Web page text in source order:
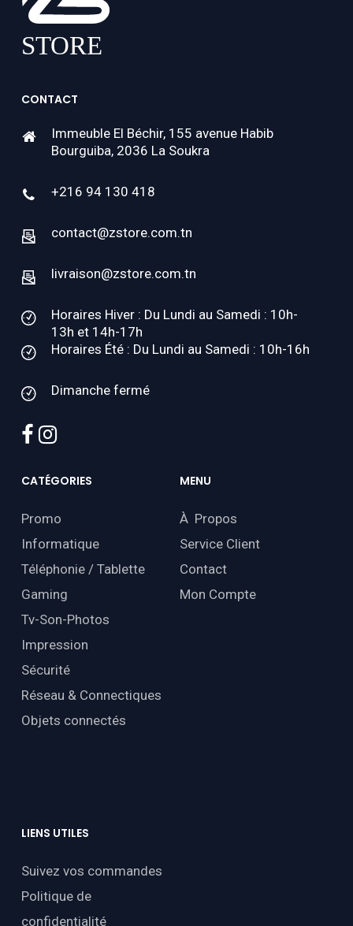
CONTACT
Immeuble El Béchir, 155 avenue Habib
Bourguiba, 2036 La Soukra
+216 94 130 418
contact@zstore.com.tn
livraison@zstore.com.tn
Horaires Hiver : Du Lundi au Samedi : 10h-
13h et 14h-17h
Horaires Été : Du Lundi au Samedi : 10h-16h
Dimanche fermé
facebook
instagram
CATÉGORIES
Promo
Informatique
Téléphonie / Tablette
Gaming
Tv-Son-Photos
Impression
Sécurité
Réseau & Connectiques
Objets connectés
MENU
À Propos
Service Client
Contact
Mon Compte
LIENS UTILES
Suivez vos commandes
Politique de
confidentialité